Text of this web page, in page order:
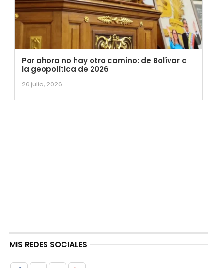
Por ahora no hay otro camino: de Bolívar a
la geopolítica de 2026
26 julio, 2026
MIS REDES SOCIALES